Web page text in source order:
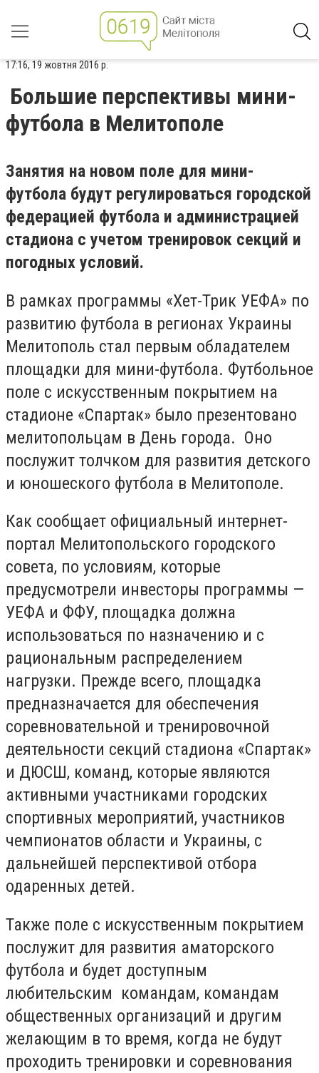
17:16, 19 жовтня 2016 р.
Большие перспективы мини-
футбола в Мелитополе
Занятия на новом поле для мини-
футбола будут регулироваться городской
федерацией футбола и администрацией
стадиона с учетом тренировок секций и
погодных условий.
В рамках программы «Хет-Трик УЕФА» по
развитию футбола в регионах Украины
Мелитополь стал первым обладателем
площадки для мини-футбола. Футбольное
поле с искусственным покрытием на
стадионе «Спартак» было презентовано
мелитопольцам в День города. Оно
послужит толчком для развития детского
и юношеского футбола в Мелитополе.
Как сообщает официальный интернет-
портал Мелитопольского городского
совета, по условиям, которые
предусмотрели инвесторы программы —
УЕФА и ФФУ, площадка должна
использоваться по назначению и с
рациональным распределением
нагрузки. Прежде всего, площадка
предназначается для обеспечения
соревновательной и тренировочной
деятельности секций стадиона «Спартак»
и ДЮСШ, команд, которые являются
активными участниками городских
спортивных мероприятий, участников
чемпионатов области и Украины, с
дальнейшей перспективой отбора
одаренных детей.
Также поле с искусственным покрытием
послужит для развития аматорского
футбола и будет доступным
любительским командам, командам
общественных организаций и другим
желающим в то время, когда не будут
проходить тренировки и соревнования